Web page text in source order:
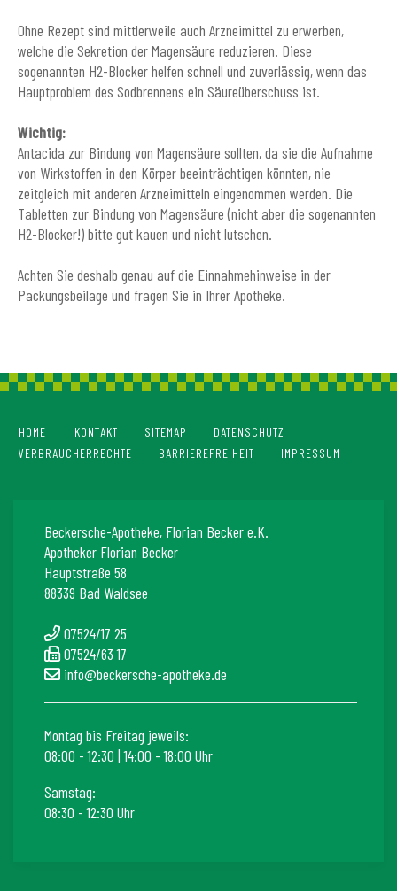
Ohne Rezept sind mittlerweile auch Arzneimittel zu erwerben,
welche die Sekretion der Magensäure reduzieren. Diese
sogenannten H2-Blocker helfen schnell und zuverlässig, wenn das
Hauptproblem des Sodbrennens ein Säureüberschuss ist.
Wichtig:
Antacida zur Bindung von Magensäure sollten, da sie die Aufnahme
von Wirkstoffen in den Körper beeinträchtigen könnten, nie
zeitgleich mit anderen Arzneimitteln eingenommen werden. Die
Tabletten zur Bindung von Magensäure (nicht aber die sogenannten
H2-Blocker!) bitte gut kauen und nicht lutschen.
Achten Sie deshalb genau auf die Einnahmehinweise in der
Packungsbeilage und fragen Sie in Ihrer Apotheke.
HOME KONTAKT SITEMAP
DATENSCHUTZ
VERBRAUCHERRECHTE
BARRIEREFREIHEIT IMPRESSUM
Beckersche-Apotheke, Florian Becker e.K.
Apotheker Florian Becker
Hauptstraße 58
88339 Bad Waldsee
07524/17 25
07524/63 17
info@beckersche-apotheke.de
Montag bis Freitag jeweils:
08:00 - 12:30 | 14:00 - 18:00 Uhr
Samstag:
08:30 - 12:30 Uhr